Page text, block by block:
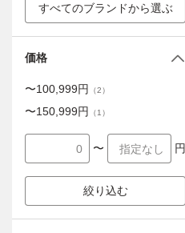
すべてのブランドから選ぶ
価格
〜100,999円 （2）
〜150,999円 （1 ）
〜 円
絞り込む